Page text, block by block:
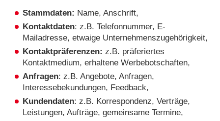
Stammdaten: Name, Anschrift,
Kontaktdaten: z.B. Telefonnummer, E-
Mailadresse, etwaige Unternehmenszugehörigkeit,
Kontaktpräferenzen: z.B. präferiertes
Kontaktmedium, erhaltene Werbebotschaften,
Anfragen: z.B. Angebote, Anfragen,
Interessebekundungen, Feedback,
Kundendaten: z.B. Korrespondenz, Verträge,
Leistungen, Aufträge, gemeinsame Termine,